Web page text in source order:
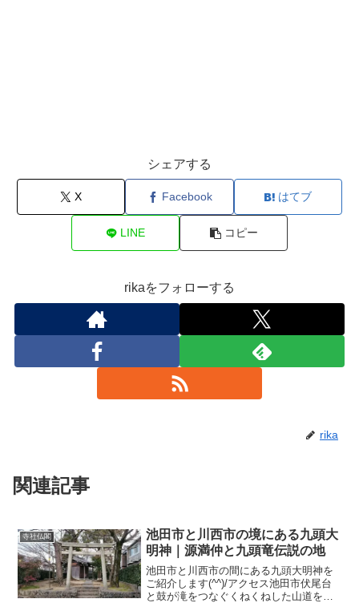
シェアする
X Facebook はてブ
LINE コピー
rikaをフォローする
rika
関連記事
寺社仏閣
池田市と川西市の境にある九頭大
明神｜源満仲と九頭竜伝説の地
池田市と川西市の間にある九頭大明神を
ご紹介します(^^)/アクセス池田市伏尾台
と鼓が滝をつなぐくねくねした山道を行